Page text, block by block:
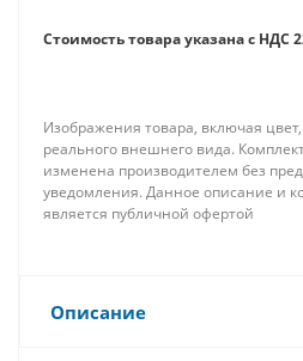
растут и становятся все
доступность, становятся
Корпоративные центры
должны быть постоянно в
запросы от множества
этим требованиям,
Стоимость товара указана с НДС
Изображения товара, включая цвет,
реального внешнего вида.
изменена производителем без
уведомления. Данное описание и
является публичной офертой
Описание